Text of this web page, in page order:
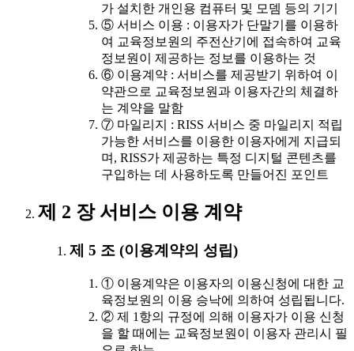
가 설치한 개인용 컴퓨터 및 모뎀 등의 기기
⑤ 서비스 이용 : 이용자가 단말기를 이용하
여 교육정보원의 주전산기에 접속하여 교육
정보원이 제공하는 정보를 이용하는 것
⑥ 이용계약 : 서비스를 제공받기 위하여 이
약관으로 교육정보원과 이용자간의 체결하
는 계약을 말함
⑦ 마일리지 : RISS 서비스 중 마일리지 적립
가능한 서비스를 이용한 이용자에게 지급되
며, RISS가 제공하는 특정 디지털 콘텐츠를
구입하는 데 사용하도록 만들어진 포인트
제 2 장 서비스 이용 계약
제 5 조 (이용계약의 성립)
① 이용계약은 이용자의 이용신청에 대한 교
육정보원의 이용 승낙에 의하여 성립됩니다.
② 제 1항의 규정에 의해 이용자가 이용 신청
을 할 때에는 교육정보원이 이용자 관리시 필